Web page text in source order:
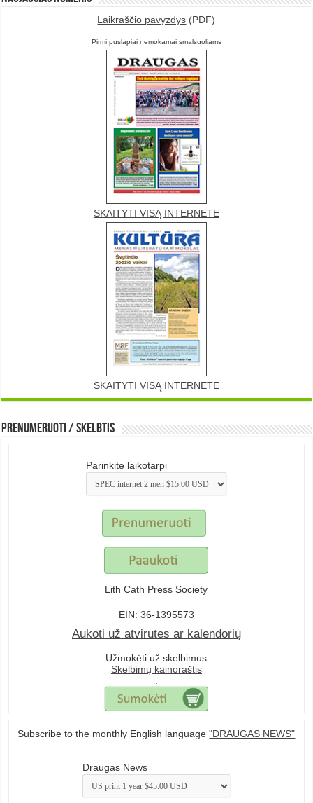
Laikraščio pavyzdys (PDF)
Pirmi puslapiai nemokamai smalsuoliams
SKAITYTI VISĄ INTERNETE
SKAITYTI VISĄ INTERNETE
Prenumeruoti / Skelbtis
Parinkite laikotarpi
Lith Cath Press Society
EIN: 36-1395573
Aukoti už atvirutes ar kalendorių
Užmokėti už skelbimus
Skelbimų kainoraštis
Subscribe to the monthly English language"DRAUGAS NEWS"
Draugas News